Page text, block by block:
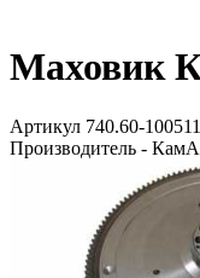
Маховик
Артикул 740.60-
Производитель -